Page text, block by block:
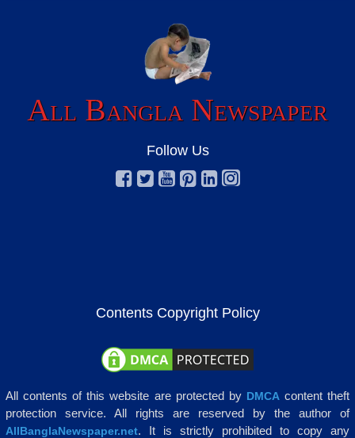
All Bangla Newspaper
Follow Us
Contents Copyright Policy
All contents of this website are protected by DMCAcontent theft
protection service. All rights are reserved by the author of
AllBanglaNewspaper.net. It is strictly prohibited to copy any